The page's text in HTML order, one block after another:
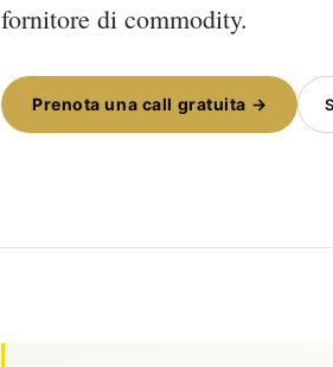
fornitore di commodity.
Prenota una call gratuita →